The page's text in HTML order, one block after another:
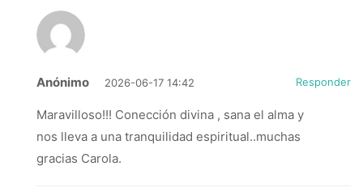
Anónimo 2026-06-17 14:42 Responder
Maravilloso!!! Conección divina , sana el alma y
nos lleva a una tranquilidad espiritual..muchas
gracias Carola.